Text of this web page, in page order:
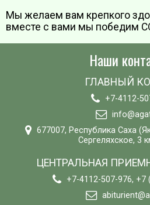
Мы желаем вам крепкого
вместе с вами мы победим
Наши
ГЛАВНЫЙ
+7-4112-
677007, Республика Саха
Сергеляхское, 3
ЦЕНТРАЛЬНАЯ
+7-4112-507-976, +7